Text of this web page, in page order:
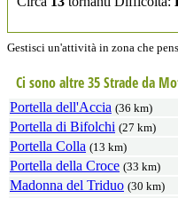
Gestisci un'attività in zona che
Ci sono altre 35 Strade da
Portella dell'Accia (36 km)
Portella di Bifolchi (27 km)
Portella Colla (13 km)
Portella della Croce (33 km)
Madonna del Triduo (30 km)